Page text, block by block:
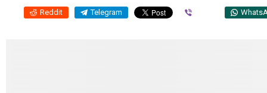
Reddit Telegram